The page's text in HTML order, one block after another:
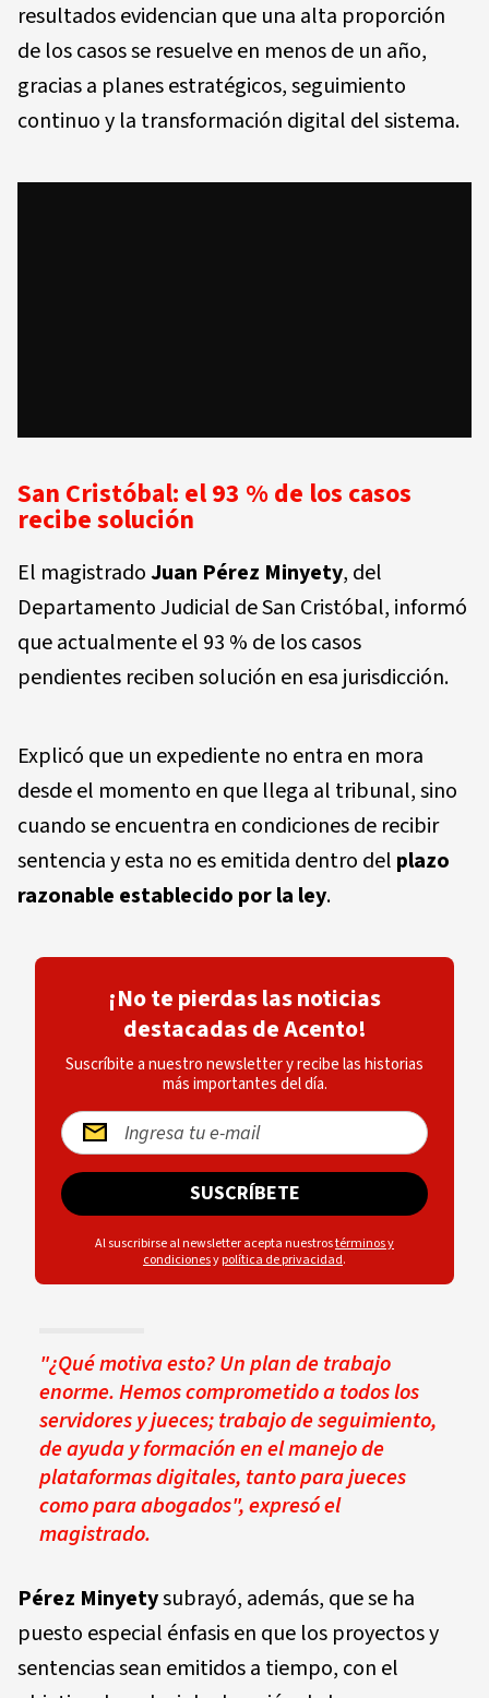
resultados evidencian que una alta proporción
de los casos se resuelve en menos de un año,
gracias a planes estratégicos, seguimiento
continuo y la transformación digital del sistema.
San Cristóbal: el 93 % de los casos
recibe solución
El magistradoJuan Pérez Minyety, del
Departamento Judicial de San Cristóbal, informó
que actualmente el 93 % de los casos
pendientes reciben solución en esa jurisdicción.
Explicó que un expediente no entra en mora
desde el momento en que llega al tribunal, sino
cuando se encuentra en condiciones de recibir
sentencia y esta no es emitida dentro del plazo
razonable establecido por la ley.
¡No te pierdas las noticias
destacadas de Acento!
Suscríbite a nuestro newsletter y recibe las historias
más importantes del día.
SUSCRÍBETE
Al suscribirse al newsletter acepta nuestrostérminos y
condicionesypolítica de privacidad.
"¿Qué motiva esto? Un plan de trabajo
enorme. Hemos comprometido a todos los
servidores y jueces; trabajo de seguimiento,
de ayuda y formación en el manejo de
plataformas digitales, tanto para jueces
como para abogados", expresó el
magistrado.
Pérez Minyetysubrayó, además, que se ha
puesto especial énfasis en que los proyectos y
sentencias sean emitidos a tiempo, con el